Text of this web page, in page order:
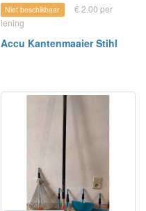
Niet beschikbaar
€ 2.00 per
lening
Accu Kantenmaaier Stihl